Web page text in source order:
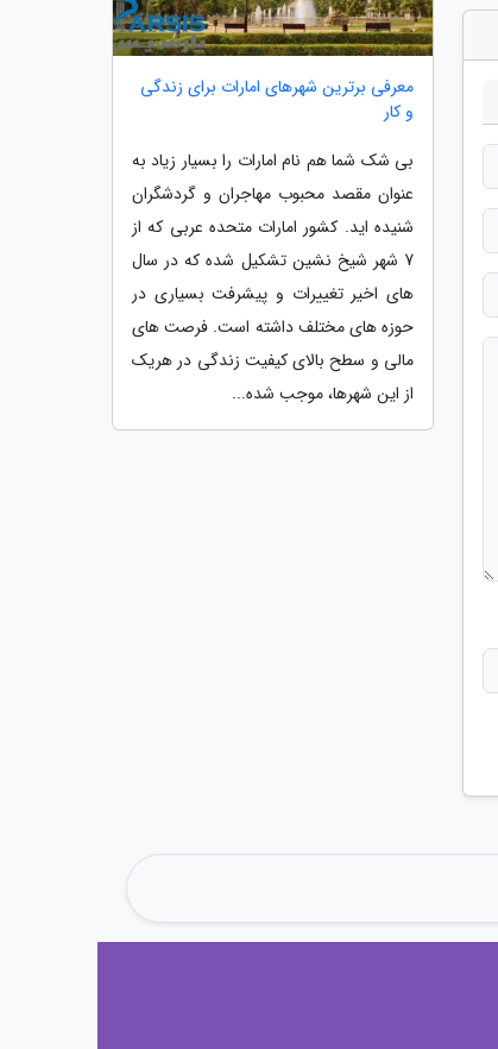
معرفی برترین شهرهای امارات برای زندگی
و کار
بی شک شما هم نام امارات را بسیار زیاد به
عنوان مقصد محبوب مهاجران و گردشگران
شنیده اید. کشور امارات متحده عربی که از
7 شهر شیخ نشین تشکیل شده که در سال
های اخیر تغییرات و پیشرفت بسیاری در
حوزه های مختلف داشته است. فرصت های
مالی و سطح بالای کیفیت زندگی در هریک
از این شهرها، موجب شده...